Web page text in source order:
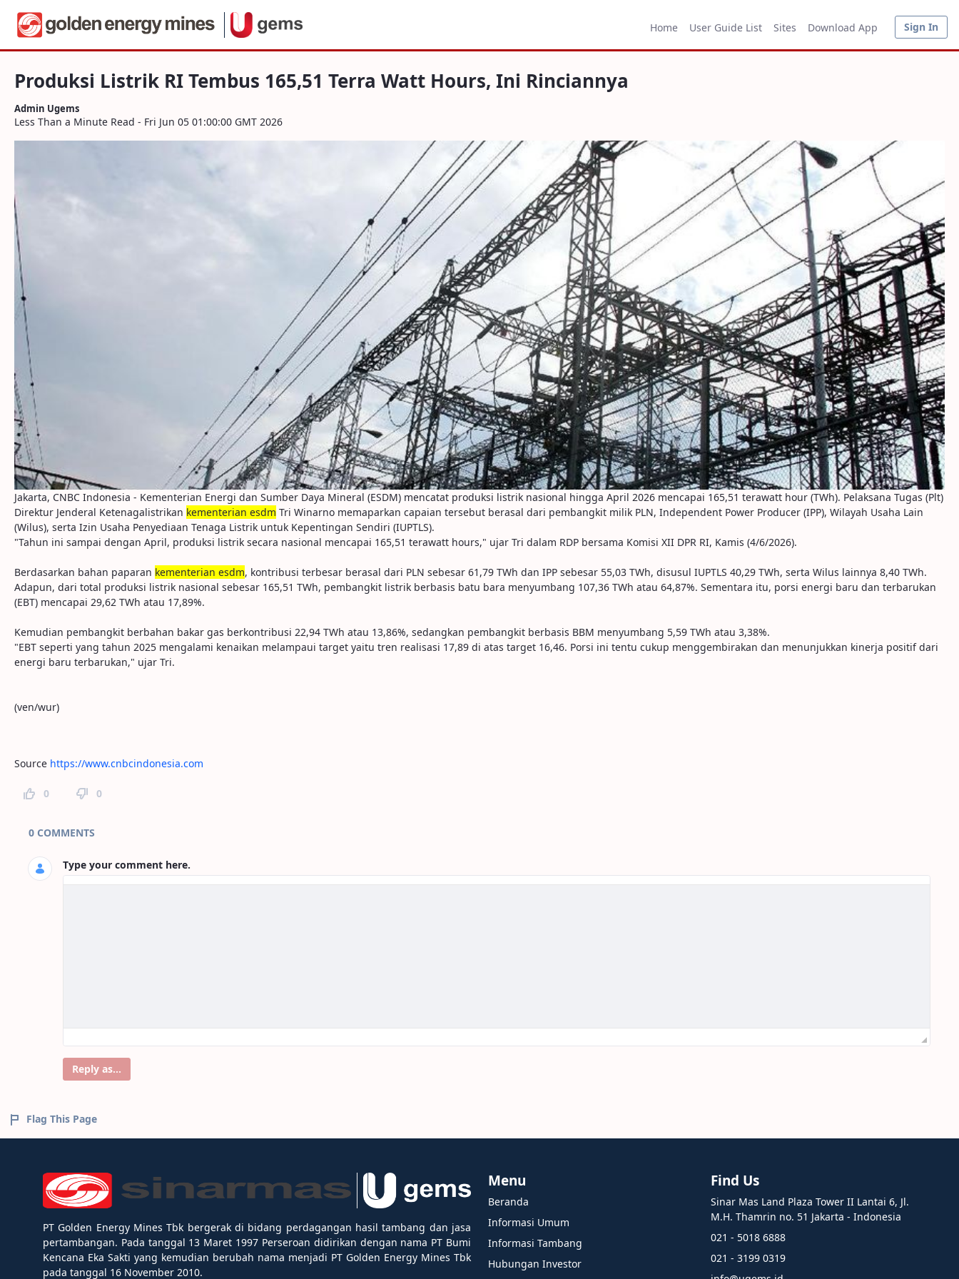
Navigation
Skip to Content
Produksi Listrik RI Tembus 165,51 Terra Watt Hours, Ini Rinciannya
Home User Guide List Sites Download App Sign In
Produksi Listrik RI Tembus 165,51 Terra Watt Hours, Ini Rinciannya
Admin Ugems
Less Than a Minute Read - Fri Jun 05 01:00:00 GMT 2026
Jakarta, CNBC Indonesia - Kementerian Energi dan Sumber Daya Mineral (ESDM) mencatat produksi listrik nasional hingga April 2026 mencapai 165,51 terawatt hour (TWh). Pelaksana Tugas (Plt)
Direktur Jenderal Ketenagalistrikan kementerian esdm Tri Winarno memaparkan capaian tersebut berasal dari pembangkit milik PLN, Independent Power Producer (IPP), Wilayah Usaha Lain
(Wilus), serta Izin Usaha Penyediaan Tenaga Listrik untuk Kepentingan Sendiri (IUPTLS).
"Tahun ini sampai dengan April, produksi listrik secara nasional mencapai 165,51 terawatt hours," ujar Tri dalam RDP bersama Komisi XII DPR RI, Kamis (4/6/2026).
Berdasarkan bahan paparan kementerian esdm, kontribusi terbesar berasal dari PLN sebesar 61,79 TWh dan IPP sebesar 55,03 TWh, disusul IUPTLS 40,29 TWh, serta Wilus lainnya 8,40 TWh.
Adapun, dari total produksi listrik nasional sebesar 165,51 TWh, pembangkit listrik berbasis batu bara menyumbang 107,36 TWh atau 64,87%. Sementara itu, porsi energi baru dan terbarukan
(EBT) mencapai 29,62 TWh atau 17,89%.
Kemudian pembangkit berbahan bakar gas berkontribusi 22,94 TWh atau 13,86%, sedangkan pembangkit berbasis BBM menyumbang 5,59 TWh atau 3,38%.
"EBT seperti yang tahun 2025 mengalami kenaikan melampaui target yaitu tren realisasi 17,89 di atas target 16,46. Porsi ini tentu cukup menggembirakan dan menunjukkan kinerja positif dari
energi baru terbarukan," ujar Tri.
(ven/wur)
Source https://www.cnbcindonesia.com
0 0
Page Comments
0 COMMENTS
Type your comment here.
Reply as...
Flag This Page
PT Golden Energy Mines Tbk bergerak di bidang perdagangan hasil tambang dan jasa
pertambangan. Pada tanggal 13 Maret 1997 Perseroan didirikan dengan nama PT Bumi
Kencana Eka Sakti yang kemudian berubah nama menjadi PT Golden Energy Mines Tbk
pada tanggal 16 November 2010.
Menu
Beranda
Informasi Umum
Informasi Tambang
Hubungan Investor
Find Us
Sinar Mas Land Plaza Tower II Lantai 6, Jl.
M.H. Thamrin no. 51 Jakarta - Indonesia
021 - 5018 6888
021 - 3199 0319